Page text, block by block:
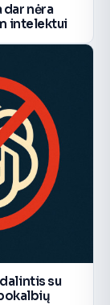
nėra
intelektui
su